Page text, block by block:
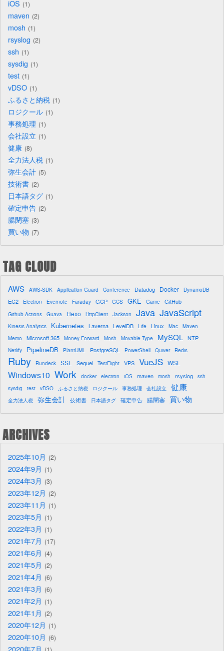
iOS 1
maven 2
mosh 1
rsyslog 2
ssh 1
sysdig 1
test 1
vDSO 1
ふるさと納税 1
ロジクール 1
事務処理 1
会社設立 1
健康 8
全力法人税 1
弥生会計 5
技術書 2
日本語タグ 1
確定申告 2
腸閉塞 3
買い物 7
TAG CLOUD
AWS AWS-SDK Application Guard Conference Datadog Docker DynamoDB
EC2 Electron Evernote Faraday GCP GCS GKE Game GitHub
Github Actions Guava Hexo HttpClient Jackson Java JavaScript
Kinesis Analytics Kubernetes Laverna LevelDB Life Linux Mac
Maven
Memo
Microsoft 365 Money Forward Mosh Movable Type MySQL NTP
Netlify PipelineDB PlantUML PostgreSQL PowerShell Quiver Redis
Ruby Rundeck SSL Sequel TestFlight VPS VueJS WSL
Windows10 Work docker electron iOS maven mosh rsyslog
ssh
sysdig
test vDSO ふるさと納税 ロジクール 事務処理 会社設立 健康
全力法人税 弥生会計 技術書 日本語タグ 確定申告 腸閉塞 買い物
ARCHIVES
2025年10月 2
2024年9月 1
2024年3月 3
2023年12月 2
2023年11月 1
2023年5月 1
2022年3月 1
2021年7月 17
2021年6月 4
2021年5月 2
2021年4月 6
2021年3月 6
2021年2月 1
2021年1月 2
2020年12月 1
2020年10月 6